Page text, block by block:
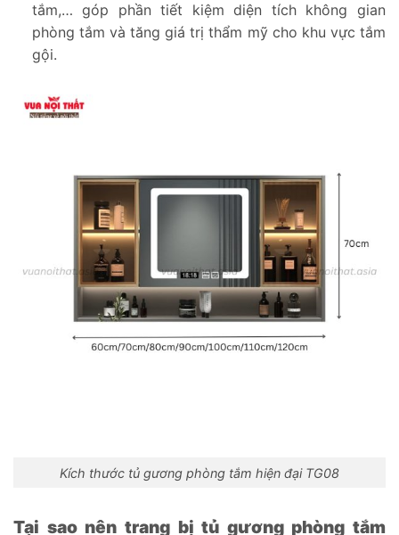
tắm,… góp phần tiết kiệm diện tích không gian
phòng tắm và tăng giá trị thẩm mỹ cho khu vực tắm
gội.
Kích thước tủ gương phòng tắm hiện đại TG08
Tại sao nên trang bị tủ gương phòng tắm